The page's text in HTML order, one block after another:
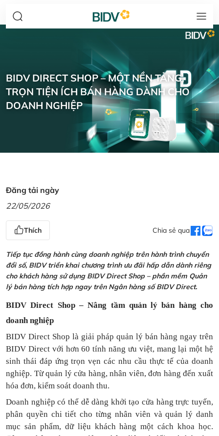
BIDV DIRECT SHOP – MỘT NỀN TẢNG,
TRỌN TIỆN ÍCH BÁN HÀNG DÀNH CHO
DOANH NGHIỆP
Đăng tải ngày
22/05/2026
Thích Chia sẻ qua
Tiếp tục đồng hành cùng doanh nghiệp trên hành trình chuyển
đổi số, BIDV triển khai chương trình ưu đãi hấp dẫn dành riêng
cho khách hàng sử dụng BIDV Direct Shop – phần mềm Quản
lý bán hàng tích hợp ngay trên Ngân hàng số BIDV Direct.
BIDV Direct Shop – Nâng tầm quản lý bán hàng cho
doanh nghiệp
BIDV Direct Shop là giải pháp quản lý bán hàng ngay trên
BIDV Direct với hơn 60 tính năng ưu việt, mang lại một hệ
sinh thái đáp ứng trọn vẹn các nhu cầu thực tế của doanh
nghiệp. Từ quản lý cửa hàng, nhân viên, đơn hàng đến xuất
hóa đơn, kiểm soát doanh thu.
Doanh nghiệp có thể dễ dàng khởi tạo cửa hàng trực tuyến,
phân quyền chi tiết cho từng nhân viên và quản lý danh
mục sản phẩm, dữ liệu khách hàng một cách khoa học.